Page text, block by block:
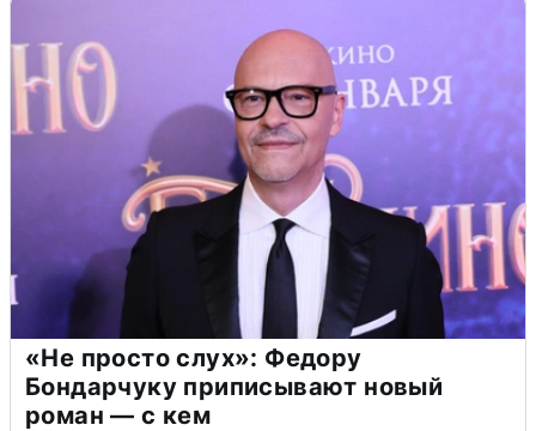
«Не просто слух»: Федору
Бондарчуку приписывают новый
роман — с кем